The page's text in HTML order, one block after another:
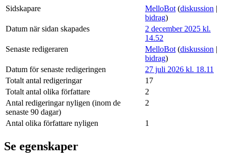
Sidskapare MelloBot (diskussion |
bidrag)
Datum när sidan skapades
2 december 2025 kl.
14.52
Senaste redigeraren
MelloBot (diskussion |
bidrag)
Datum för senaste redigeringen
27 juli 2026 kl. 18.11
Totalt antal redigeringar
17
Totalt antal olika författare
2
Antal redigeringar nyligen (inom de
senaste 90 dagar)
2
Antal olika författare nyligen 1
Se egenskaper